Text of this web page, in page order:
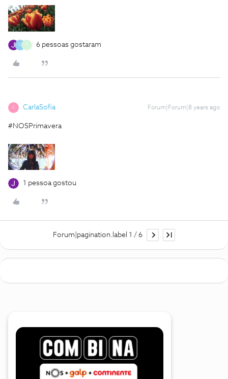
O 6 pessoas gostaram
C CarlaSofia Forum|Forum|8 years ago
#NOSPrimavera
1 pessoa gostou
Forum|pagination.label 1 / 6